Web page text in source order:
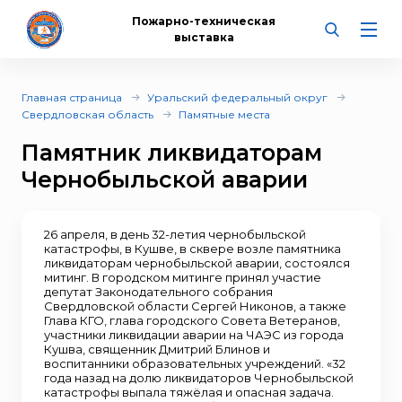
Пожарно-техническая
выставка
Главная страница
Уральский федеральный округ
Свердловская область
Памятные места
Памятник ликвидаторам
Чернобыльской аварии
26 апреля, в день 32-летия чернобыльской
катастрофы, в Кушве, в сквере возле памятника
ликвидаторам чернобыльской аварии, состоялся
митинг. В городском митинге принял участие
депутат Законодательного собрания
Свердловской области Сергей Никонов, а также
Глава КГО, глава городского Совета Ветеранов,
участники ликвидации аварии на ЧАЭС из города
Кушва, священник Дмитрий Блинов и
воспитанники образовательных учреждений. «32
года назад на долю ликвидаторов Чернобыльской
катастрофы выпала тяжёлая и опасная задача.